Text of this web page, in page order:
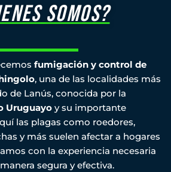
somos?
fumigación y control de
, una de las localidades más
de Lanús, conocida por la
Uruguayo y su importante
las plagas como roedores,
y más suelen afectar a hogares
con la experiencia necesaria
segura y efectiva.